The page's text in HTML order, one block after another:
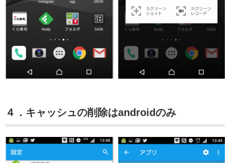
４．キャッシュの削除はandroidのみ